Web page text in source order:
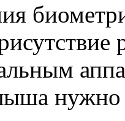
нужно